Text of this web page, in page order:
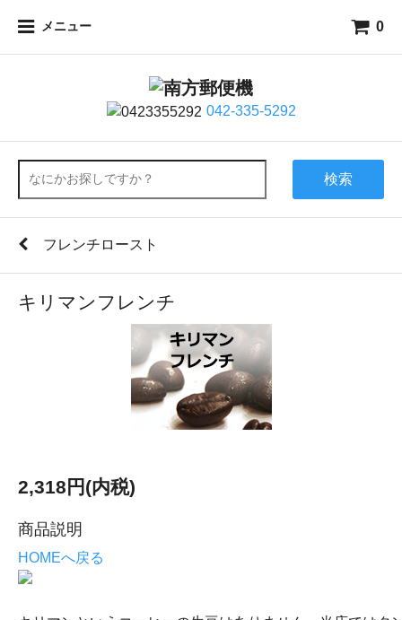
メニュー 0
042-335-5292
検索
フレンチロースト
キリマンフレンチ
2,318円(内税)
商品説明
HOMEへ戻る